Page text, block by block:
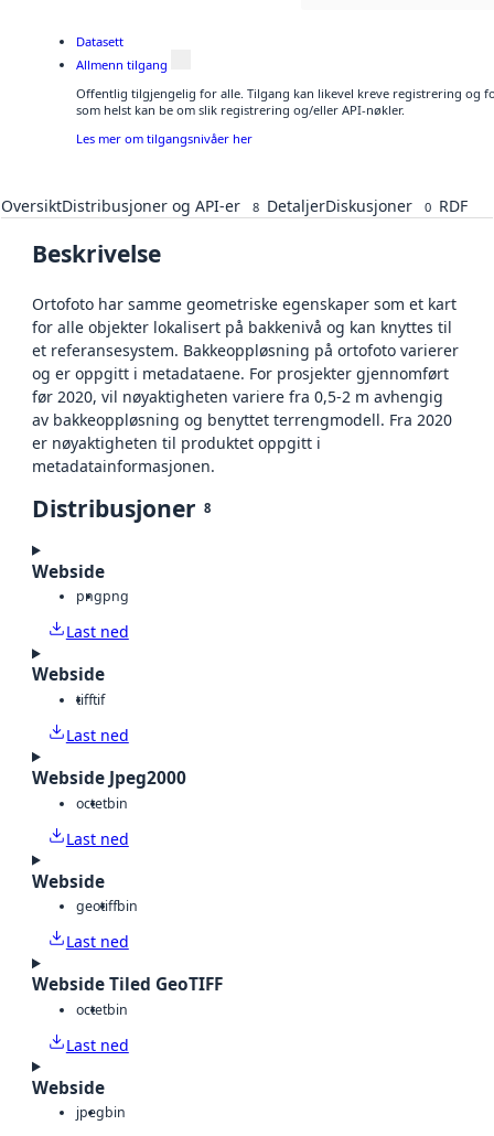
Datasett
Allmenn tilgang
Offentlig tilgjengelig for alle. Tilgang kan likevel kreve registrering og
som helst kan be om slik registrering og/eller API-nøkler.
Les mer om tilgangsnivåer her
OversiktDistribusjoner og API-er 8 DetaljerDiskusjoner 0 RDF
Beskrivelse
Ortofoto har samme geometriske egenskaper som et kart
for alle objekter lokalisert på bakkenivå og kan knyttes til
et referansesystem. Bakkeoppløsning på ortofoto varierer
og er oppgitt i metadataene. For prosjekter gjennomført
før 2020, vil nøyaktigheten variere fra 0,5-2 m avhengig
av bakkeoppløsning og benyttet terrengmodell. Fra 2020
er nøyaktigheten til produktet oppgitt i
metadatainformasjonen.
Distribusjoner 8
Webside
pngpng
Last ned
Webside
tifftif
Last ned
Webside Jpeg2000
octetbin
Last ned
Webside
geotiffbin
Last ned
Webside Tiled GeoTIFF
octetbin
Last ned
Webside
jpegbin